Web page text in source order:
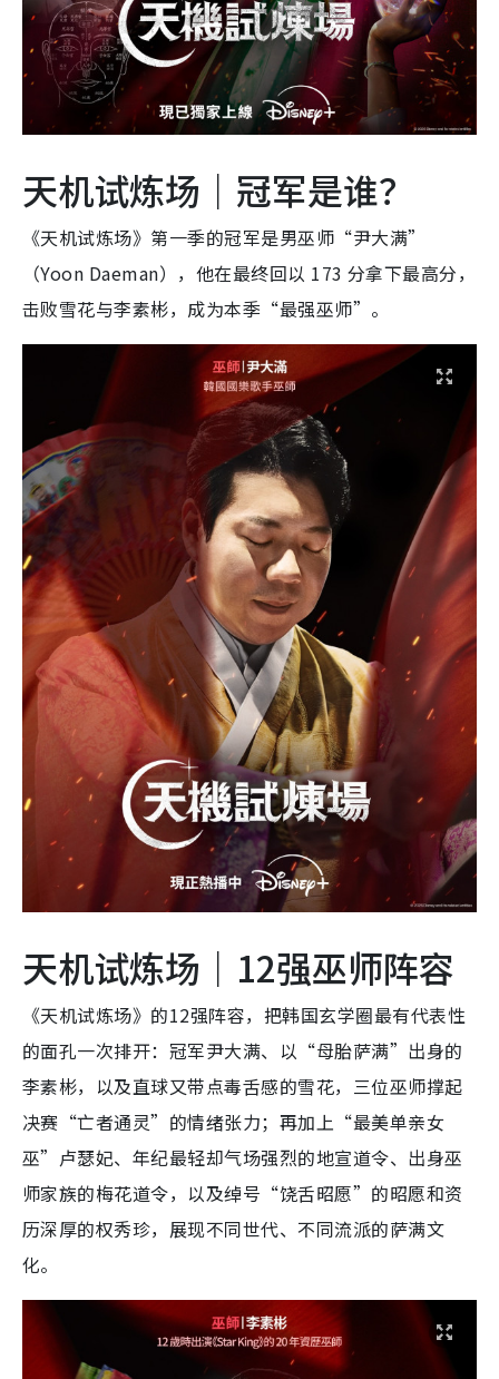
天机试炼场｜冠军是谁？
《天机试炼场》第一季的冠军是男巫师“尹大满”
（Yoon Daeman），他在最终回以 173 分拿下最高分，
击败雪花与李素彬，成为本季“最强巫师”。
天机试炼场｜12强巫师阵容
《天机试炼场》的12强阵容，把韩国玄学圈最有代表性
的面孔一次排开：冠军尹大满、以“母胎萨满”出身的
李素彬，以及直球又带点毒舌感的雪花，三位巫师撑起
决赛“亡者通灵”的情绪张力；再加上“最美单亲女
巫”卢瑟妃、年纪最轻却气场强烈的地宣道令、出身巫
师家族的梅花道令，以及绰号“饶舌昭愿”的昭愿和资
历深厚的权秀珍，展现不同世代、不同流派的萨满文
化。